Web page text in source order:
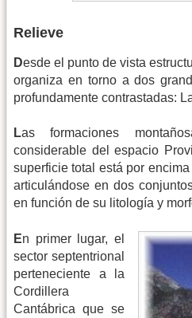
Relieve
Desde el punto de vista
organiza en torno a dos
profundamente contrastadas:
Las formaciones
considerable del espacio
superficie total está por
articulándose en dos
en función de su litología y
En primer lugar, el
sector septentrional
perteneciente a la
Cordillera
Cantábrica que se